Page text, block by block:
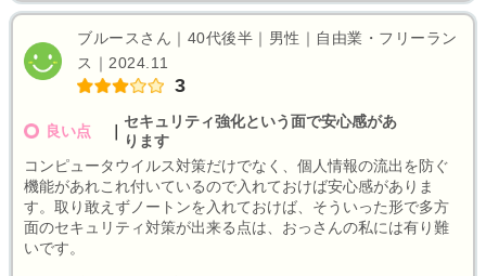
ブルースさん｜40代後半｜男性｜自由業・フリーラン
ス｜2024.11
3
良い点
セキュリティ強化という面で安心感があ
ります
コンピュータウイルス対策だけでなく、個人情報の流出を防ぐ
機能があれこれ付いているので入れておけば安心感がありま
す。取り敢えずノートンを入れておけば、そういった形で多方
面のセキュリティ対策が出来る点は、おっさんの私には有り難
いです。